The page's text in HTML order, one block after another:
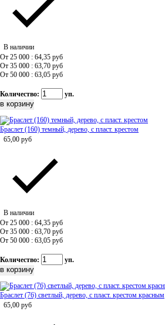
В наличии
От 25 000 : 64,35 руб
От 35 000 : 63,70 руб
От 50 000 : 63,05 руб
Количество: уп.
Браслет (160) темный, дерево, с пласт. крестом
65,00 руб
В наличии
От 25 000 : 64,35 руб
От 35 000 : 63,70 руб
От 50 000 : 63,05 руб
Количество: уп.
Браслет (76) светлый, дерево, с пласт. крестом красным
65,00 руб